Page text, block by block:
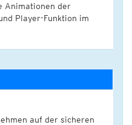
Animationen der
Player-Funktion im
auf der sicheren